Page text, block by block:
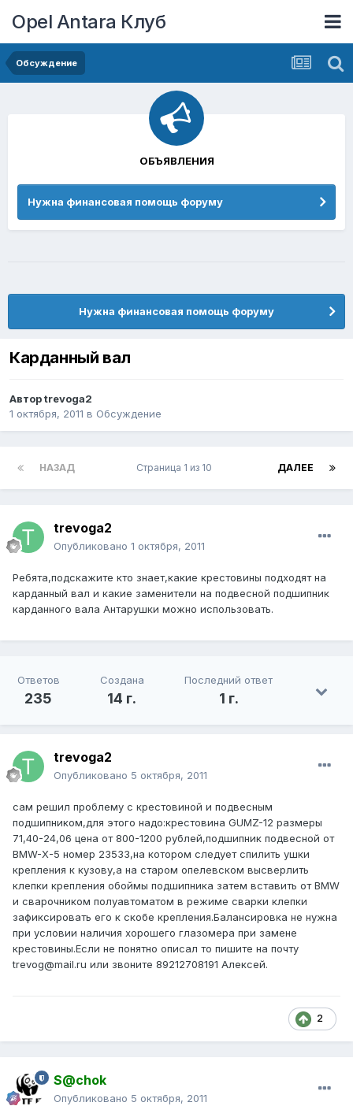
Opel Antara Клуб
Обсуждение
Нужна финансовая помощь форуму
Карданный вал
Авторtrevoga2
1 октября, 2011 в Обсуждение
НАЗАД ДАЛЕЕ
Страница 1 из 10
trevoga2
Опубликовано 1 октября, 2011
Ребята,подскажите кто знает,какие крестовины подходят на
карданный вал и какие заменители на подвесной подшипник
карданного вала Антарушки можно использовать.
Ответов
235
Создана
14 г.
Последний ответ
1 г.
trevoga2
Опубликовано 5 октября, 2011
сам решил проблему с крестовиной и подвесным
подшипником,для этого надо:крестовина GUMZ-12 размеры
71,40-24,06 цена от 800-1200 рублей,подшипник подвесной от
BMW-X-5 номер 23533,на котором следует спилить ушки
крепления к кузову,а на старом опелевском высверлить
клепки крепления обоймы подшипника затем вставить от BMW
и сварочником полуавтоматом в режиме сварки клепки
зафиксировать его к скобе крепления.Балансировка не нужна
при условии наличия хорошего глазомера при замене
крестовины.Если не понятно описал то пишите на почту
trevog@mail.ru или звоните 89212708191 Алексей.
2
S@chok
Опубликовано 5 октября, 2011
ОБЪЯВЛЕНИЯ
Нужна финансовая помощь форуму